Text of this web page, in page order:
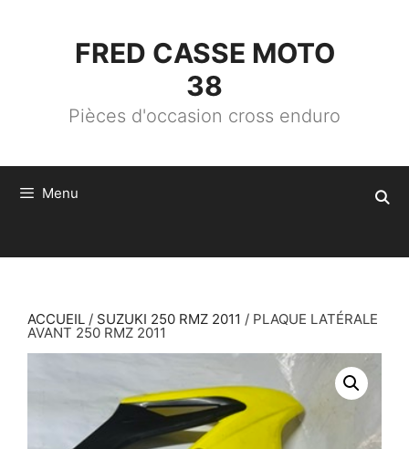
FRED CASSE MOTO
38
Pièces d'occasion cross enduro
Menu
ACCUEIL / SUZUKI 250 RMZ 2011 / PLAQUE LATÉRALE
AVANT 250 RMZ 2011